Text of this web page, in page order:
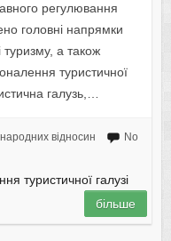
регулювання
головні напрямки
туризму, а також
туристичної
галузь,…
відносин
No
туристичної галузі
більше